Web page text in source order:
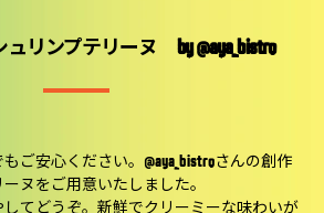
リンプテリーヌ by @aya_bistro
ご安心ください。@aya_bistroさんの創作
ヌをご用意いたしました。
てどうぞ。新鮮でクリーミーな味わいが